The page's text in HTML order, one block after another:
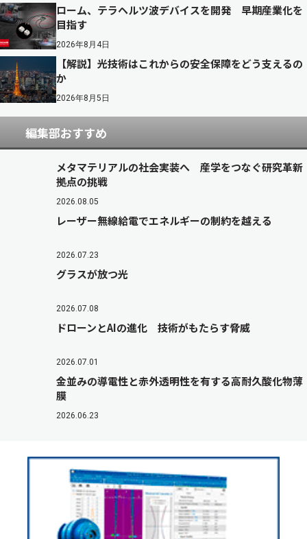
ローム、テラヘルツ波デバイスを開発 早期産業化を
目指す
2026年8月4日
【解説】光技術はこれからの安全保障をどう支えるの
か
2026年8月5日
編集部おすすめ
メタマテリアルの社会実装へ 産学をつなぐ研究革新
拠点の挑戦
2026.08.05
レーザー無線給電でエネルギーの制約を越える
2026.07.23
グラスが放つ光
2026.07.08
ドローンとAIの進化 技術がもたらす脅威
2026.07.01
金並みの導電性と赤外透明性を有する高耐久酸化物薄
膜
2026.06.23